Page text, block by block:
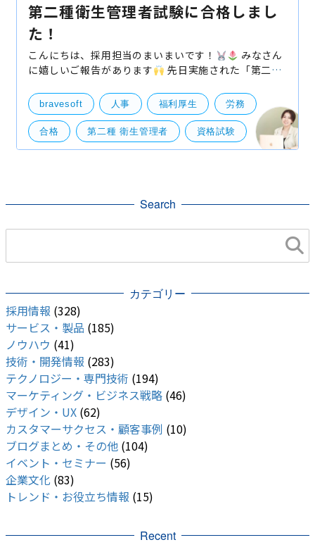
第二種衛生管理者試験に合格しまし
た！
こんにちは、採用担当のまいまいです！
に嬉しいご報告があります
先日実施された「第二種
すが、無事合格することができました！！
今回は合
格
bravesoft 人事 福利厚生 労務
合格 第二種 衛生管理者 資格試験
Search
カテゴリー
採用情報 (328)
サービス・製品 (185)
ノウハウ (41)
技術・開発情報 (283)
テクノロジー・専門技術 (194)
マーケティング・ビジネス戦略 (46)
デザイン・UX (62)
カスタマーサクセス・顧客事例 (10)
ブログまとめ・その他 (104)
イベント・セミナー (56)
企業文化 (83)
トレンド・お役立ち情報 (15)
Recent